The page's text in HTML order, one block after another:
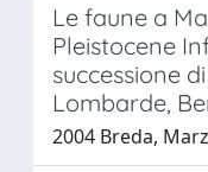
Le faune a
Pleistocene
successione
Lombarde,
2004 Breda,